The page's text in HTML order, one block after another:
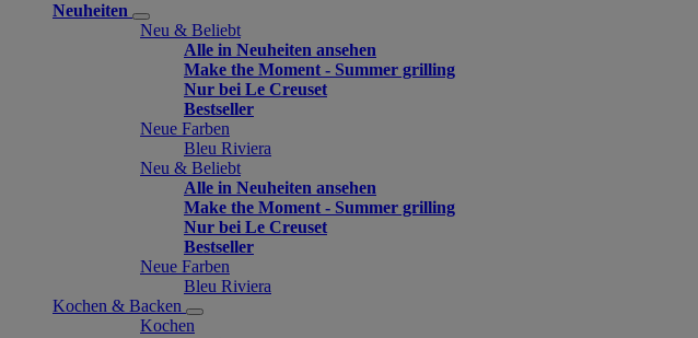
Neuheiten
Neu & Beliebt
Alle in Neuheiten ansehen
Make the Moment - Summer grilling
Nur bei Le Creuset
Bestseller
Neue Farben
Bleu Riviera
Neu & Beliebt
Alle in Neuheiten ansehen
Make the Moment - Summer grilling
Nur bei Le Creuset
Bestseller
Neue Farben
Bleu Riviera
Kochen & Backen
Kochen